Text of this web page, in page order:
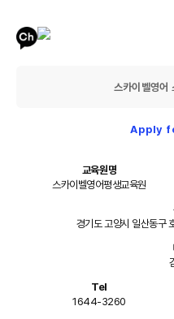
스카이벨영어
Apply
교육원명
스카이벨영어평생교육원
경기도 고양시 일산동구
Tel
1644-3260